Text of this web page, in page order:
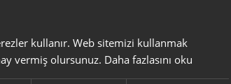
kullanır. Web sitemizi kullanmak
vermiş olursunuz. Daha fazlasını oku